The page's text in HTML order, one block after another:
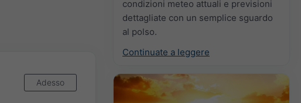
condizioni meteo attuali e previsioni
dettagliate con un semplice sguardo
al polso.
Continuate a leggere
Adesso